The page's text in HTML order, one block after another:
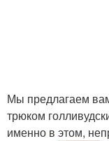
Мы предлагаем
трюком
именно в этом,